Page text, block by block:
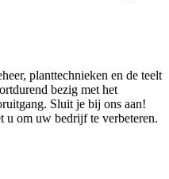
planttechnieken en de teelt
bezig met het
Sluit je bij ons aan!
u om uw bedrijf te verbeteren.